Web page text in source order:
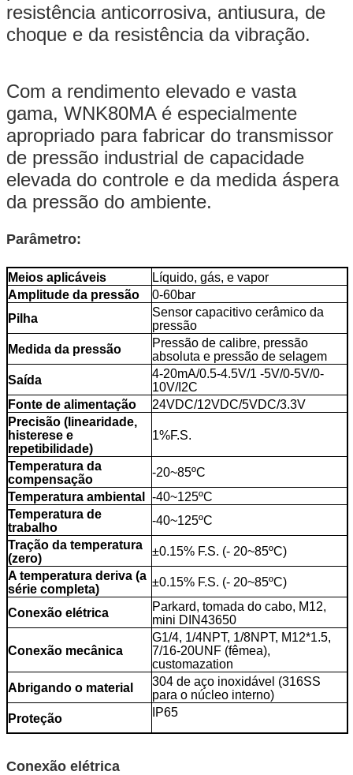
resistência anticorrosiva, antiusura, de
choque e da resistência da vibração.
Com a rendimento elevado e vasta
gama, WNK80MA é especialmente
apropriado para fabricar do transmissor
de pressão industrial de capacidade
elevada do controle e da medida áspera
da pressão do ambiente.
Parâmetro:
Meios aplicáveis
Líquido, gás, e vapor
Amplitude da pressão
0-60bar
Pilha
Sensor capacitivo cerâmico da
pressão
Medida da pressão
Pressão de calibre, pressão
absoluta e pressão de selagem
Saída
4-20mA/0.5-4.5V/1 -5V/0-5V/0-
10V/I2C
Fonte de alimentação
24VDC/12VDC/5VDC/3.3V
Precisão (linearidade,
histerese e
repetibilidade)
1%F.S.
Temperatura da
compensação
-20~85ºC
Temperatura ambiental
-40~125ºC
Temperatura de
trabalho
-40~125ºC
Tração da temperatura
(zero)
±0.15% F.S. (- 20~85ºC)
A temperatura deriva (a
série completa)
±0.15% F.S. (- 20~85ºC)
Conexão elétrica
Parkard, tomada do cabo, M12,
mini DIN43650
Conexão mecânica
G1/4, 1/4NPT, 1/8NPT, M12*1.5,
7/16-20UNF (fêmea),
customazation
Abrigando o material
304 de aço inoxidável (316SS
para o núcleo interno)
Proteção
IP65
Conexão elétrica